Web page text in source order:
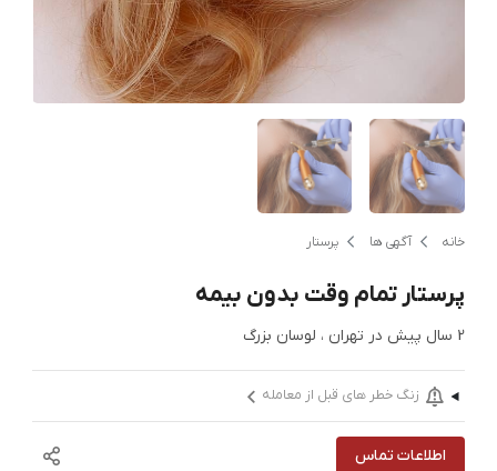
خانه آگهی ها پرستار
پرستار تمام وقت بدون بیمه
2 سال پیش در تهران ، لوسان بزرگ
زنگ خطر های قبل از معامله
اطلاعات تماس